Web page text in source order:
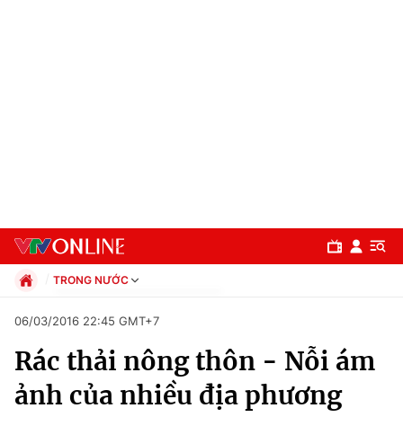
Chuyên mục
Chính trị
TRONG NƯỚC
Xã hội
Pháp luật
Thể thao
06/03/2016 22:45 GMT+7
Rác thải nông thôn - Nỗi ám
ảnh của nhiều địa phương